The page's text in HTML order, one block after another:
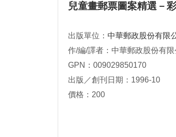
兒童畫郵票圖案精選－
出版單位： 中華郵政股份有限
作/編/譯者：中華郵政股份有限
GPN：009029850170
出版／創刊日期：1996-10
價格：200